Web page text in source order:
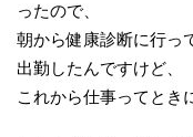
ったので、
朝から健康診断に行っ
出勤したんですけど、
これから仕事ってとき